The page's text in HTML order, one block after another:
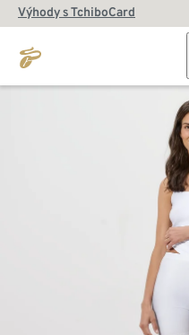
Výhody s TchiboCard